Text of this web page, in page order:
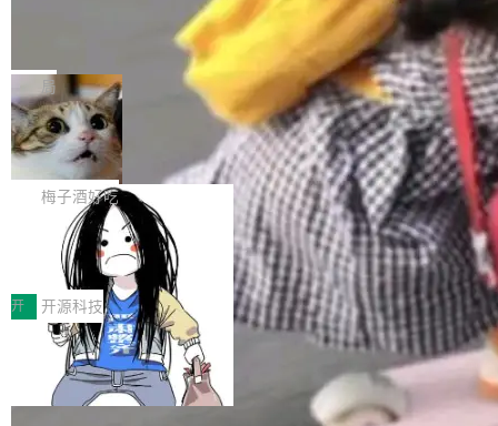
个独立于业务线程的全局通信引擎（Engine），
Coding 从个人辅助工具逐步走向团队级、组织
级应用，企业在规模化落地过程中，对安全性、
可控性和代码质量提出了更高要求。 首先是数据
安全与合规要求。对于大多数普通研发场景，公
有云模型能够满足快速试用和效率提升的需求。
但对于金融、能源、医疗等对数据安全要求较...
产品应用、支撑保障、专题等五大方向。深信服
AI算力网关（AI创新平台）成功入选！ 随着各行
各业的Agent走向规模化建设，算力构成形态逐
渐丰富，用户关注的重点也在发生变化：不只是
让AI用起来，还要进一步看清混合算力时代下，
Token花在哪里、算力是否被充分利用，以及持
续增长的AI成本该如何优化。 深信服AI算力网关
正是围绕这些实际问题，从Token治理和成本治
理两个方面，让用户的每一份算力都看得清、管
得住、用得稳、省得下、更安全！ 一、从现在开
始，Token使用一目...
Jeff Dean 离开 Google：一个时代的结
束，一个实验室的开始
Google 员工编号 20。MapReduce 作者之一。
Bigtable 作者之一。TensorFlow 的作者之一。
Gemini 的架构师。Google 首席科学家。 Jeff D
ean 在 Google 工作了 27 年后，宣布离职。 他
不是一个人走。一同离开的还有 Sanjay Ghema
wat（Google 员工编号 23，Jeff Dean 二十多
年的编程搭档，MapReduce 和 Bigtable 的共同
作者）、Quoc Le（Google 大脑核心成员，Se
q2Seq 和 DocAI 的共同发明人）以及 Oriol Vin
yals（Gemini 联合负责人，AlphaSta...
局
🔥 SolonCode v2026.8.4 发布：界面
字体可调、22 种语言、记忆搜索增强
打开终端就能上岗的全中文编码智能体，这一轮
把「看得清、用母语、记得住」三件事一次补
齐。 SolonCode 是什么 SolonCode 是杭州无
耳科技研发的企业级终端编码智能体——一位全
中文驱动的数字员工，自主理解需求、规划步
骤、编写代码。不挑模型、不挑平台，curl 一行
装完即用。 开源地址：Gitee · GitCode · GitHu
b 安装 支持 Java 8+（8~26）、macOS / Linu
x / Windows / Harmony PC。 # macOS / Linu
x / Harmony PC curl -fsSL https://solon.noea
梅子酒好吃
让“代码语义理解”深度释放AI Coding
价值潜能：华为云码道（CodeArts）
代码仓技术解析
一、代码仓深度理解技术的作用与价值 在软件工
程实践中，代码仓是企业核心知识资产的主要载
体。企业级代码仓库通常包含数十万乃至数百万
个文件，其规模远超单次模型调用可承载的上下
文窗口。随着项目规模的持续扩张与代码历史的
不断累积，代码仓中的模块关系、接口契约、业
开 开源科技